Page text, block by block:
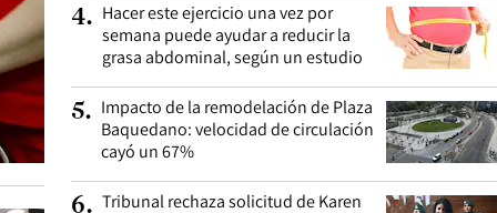
4. Hacer este ejercicio una vez por
semana puede ayudar a reducir la
grasa abdominal, según un estudio
5. Impacto de la remodelación de Plaza
Baquedano: velocidad de circulación
cayó un 67%
6. Tribunal rechaza solicitud de Karen